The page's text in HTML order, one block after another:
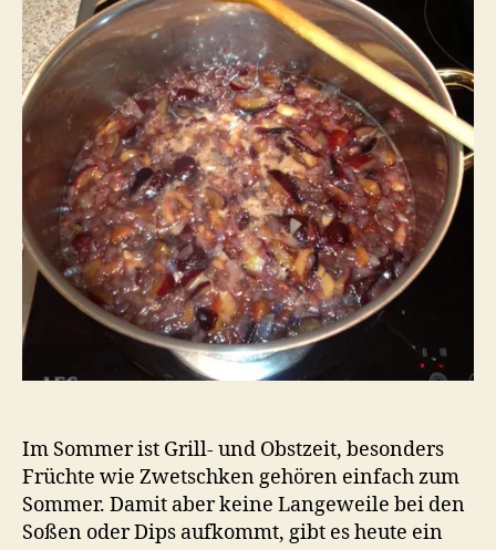
Im Sommer ist Grill- und Obstzeit, besonders
Früchte wie Zwetschken gehören einfach zum
Sommer. Damit aber keine Langeweile bei den
Soßen oder Dips aufkommt, gibt es heute ein